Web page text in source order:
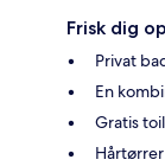
Frisk dig op
Privat
En
Gratis
Hårtørrer